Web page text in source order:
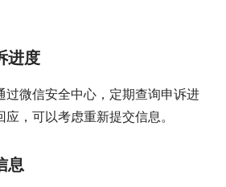
进度
过微信安全中心，定期查询申诉进
，可以考虑重新提交信息。
息